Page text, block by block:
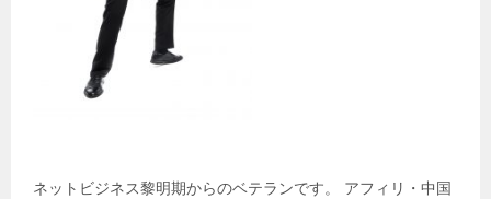
ネットビジネス黎明期からのベテランです。 アフィリ・中国